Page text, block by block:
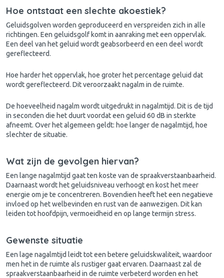
Hoe ontstaat een slechte akoestiek?
Geluidsgolven worden geproduceerd en verspreiden zich in alle
richtingen. Een geluidsgolf komt in aanraking met een oppervlak.
Een deel van het geluid wordt geabsorbeerd en een deel wordt
gereflecteerd.
Hoe harder het oppervlak, hoe groter het percentage geluid dat
wordt gereflecteerd. Dit veroorzaakt nagalm in de ruimte.
De hoeveelheid nagalm wordt uitgedrukt in nagalmtijd. Dit is de tijd
in seconden die het duurt voordat een geluid 60 dB in sterkte
afneemt. Over het algemeen geldt: hoe langer de nagalmtijd, hoe
slechter de situatie.
Wat zijn de gevolgen hiervan?
Een lange nagalmtijd gaat ten koste van de spraakverstaanbaarheid.
Daarnaast wordt het geluidsniveau verhoogt en kost het meer
energie om je te concentreren. Bovendien heeft het een negatieve
invloed op het welbevinden en rust van de aanwezigen. Dit kan
leiden tot hoofdpijn, vermoeidheid en op lange termijn stress.
Gewenste situatie
Een lage nagalmtijd leidt tot een betere geluidskwaliteit, waardoor
men het in de ruimte als rustiger gaat ervaren. Daarnaast zal de
spraakverstaanbaarheid in de ruimte verbeterd worden en het